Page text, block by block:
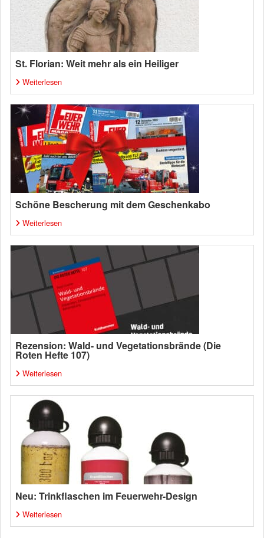
St. Florian: Weit mehr als ein Heiliger
Weiterlesen
Schöne Bescherung mit dem Geschenkabo
Weiterlesen
Rezension: Wald- und Vegetationsbrände (Die
Roten Hefte 107)
Weiterlesen
Neu: Trinkflaschen im Feuerwehr-Design
Weiterlesen